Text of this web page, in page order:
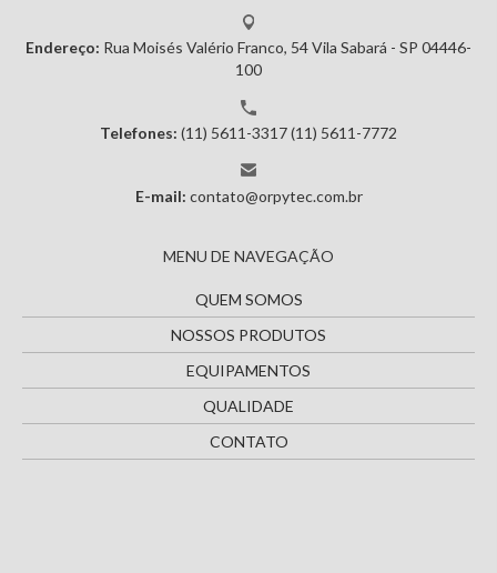
Endereço: Rua Moisés Valério Franco, 54Vila Sabará - SP 04446-
100
Telefones: (11) 5611-3317(11) 5611-7772
E-mail: contato@orpytec.com.br
MENU DE NAVEGAÇÃO
QUEM SOMOS
NOSSOS PRODUTOS
EQUIPAMENTOS
QUALIDADE
CONTATO